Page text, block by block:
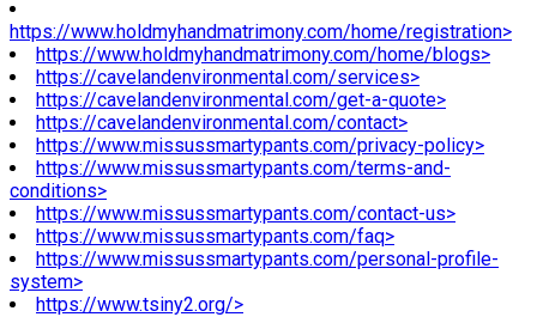
https://www.holdmyhandmatrimony.com/home/registration>
https://www.holdmyhandmatrimony.com/home/blogs>
https://cavelandenvironmental.com/services>
https://cavelandenvironmental.com/get-a-quote>
https://cavelandenvironmental.com/contact>
https://www.missussmartypants.com/privacy-policy>
https://www.missussmartypants.com/terms-and-
conditions>
https://www.missussmartypants.com/contact-us>
https://www.missussmartypants.com/faq>
https://www.missussmartypants.com/personal-profile-
system>
https://www.tsiny2.org/>